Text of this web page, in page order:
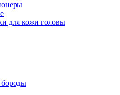
для кожи головы
бороды